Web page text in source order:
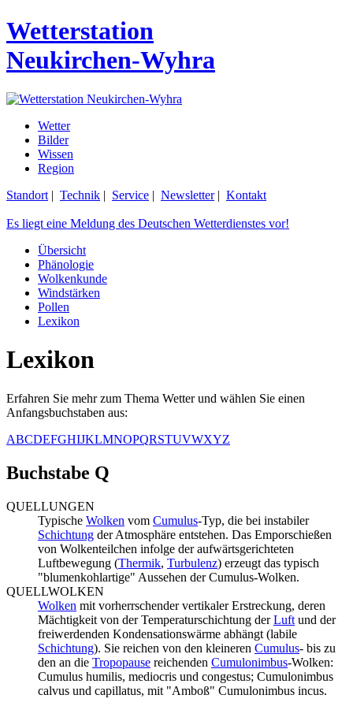
Wetterstation
Neukirchen-Wyhra
Wetter
Bilder
Wissen
Region
Standort | Technik | Service | Newsletter| Kontakt
Es liegt eine Meldung des Deutschen Wetterdienstes vor!
Übersicht
Phänologie
Wolkenkunde
Windstärken
Pollen
Lexikon
Lexikon
Erfahren Sie mehr zum Thema Wetter und wählen Sie einen
Anfangsbuchstaben aus:
ABCDEFGHIJKLMNOPQRSTUVWXYZ
Buchstabe Q
QUELLUNGEN
Typische Wolken vom Cumulus-Typ, die bei instabiler
Schichtung der Atmosphäre entstehen. Das Emporschießen
von Wolkenteilchen infolge der aufwärtsgerichteten
Luftbewegung (Thermik, Turbulenz) erzeugt das typisch
"blumenkohlartige" Aussehen der Cumulus-Wolken.
QUELLWOLKEN
Wolken mit vorherrschender vertikaler Erstreckung, deren
Mächtigkeit von der Temperaturschichtung derLuft und der
freiwerdenden Kondensationswärme abhängt (labile
Schichtung). Sie reichen von den kleineren Cumulus- bis zu
den an die Tropopause reichenden Cumulonimbus-Wolken:
Cumulus humilis, mediocris und congestus; Cumulonimbus
calvus und capillatus, mit "Amboß" Cumulonimbus incus.